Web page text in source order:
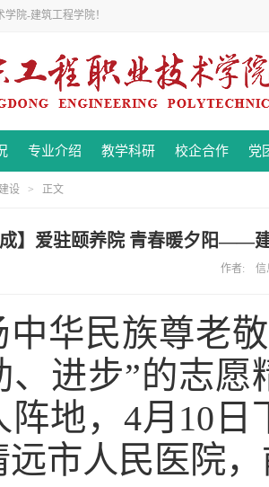
院-建筑工程学院！
专业介绍 教学科研 校企合作 党
设 > 正文
成】爱驻颐养院 青春暖夕阳——
作者: 信
中华民族尊老
、进步”的志
阵地，4月10
远市人民医院